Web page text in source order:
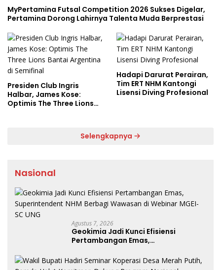
MyPertamina Futsal Competition 2026 Sukses Digelar,
Pertamina Dorong Lahirnya Talenta Muda Berprestasi
Presiden Club Ingris
Halbar, James Kose:
Optimis The Three Lions
Hadapi Darurat Perairan,
Tim ERT NHM Kantongi
Lisensi Diving Profesional
Selengkapnya
Nasional
Agustus 7, 2026
Geokimia Jadi Kunci Efisiensi
Pertambangan Emas,
Wawasan di Webinar MGEI-SC UNG